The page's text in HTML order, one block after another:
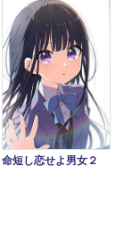
命短し恋せよ男女２